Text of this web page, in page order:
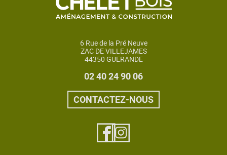
6 Rue de la Pré Neuve
ZAC DE VILLEJAMES
44350 GUERANDE
02 40 24 90 06
CONTACTEZ-NOUS